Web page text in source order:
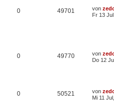
0 49701 von
Fr 13
0 49770 von
Do 12
0 50521 von
Mi 11